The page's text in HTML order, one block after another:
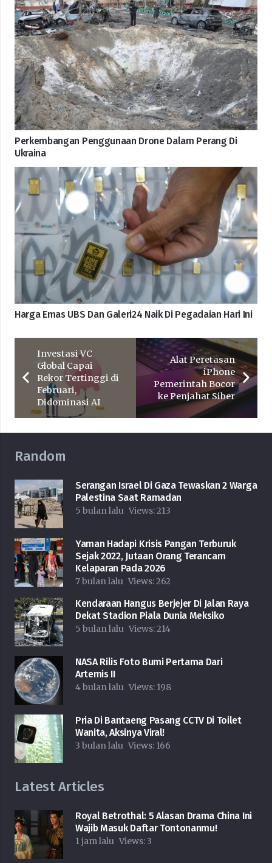
Perkembangan Penggunaan Drone Dalam Perang Di
Ukraina
Harga Emas UBS Dan Galeri24 Naik Di Pegadaian Hari Ini
Investasi VC
Global Capai
Rekor Tertinggi di
Februari,
Didominasi AI
Alat Peretasan
iPhone
Pemerintah Bocor
ke Penjahat Siber
Random
Serangan Israel Di Gaza Tewaskan 2 Warga
Palestina Saat Ramadan
5 bulan lalu Views:213
Yaman Hadapi Krisis Pangan Terburuk
Sejak 2022, Jutaan Orang Terancam
Kelaparan Pada 2026
7 bulan lalu Views:262
Kendaraan Hangus Berjejer Di Jalan Raya
Dekat Stadion Piala Dunia Meksiko
5 bulan lalu Views:214
NASA Rilis Foto Bumi Pertama Dari
Artemis II
4 bulan lalu Views: 198
Pria Di Bantaeng Pasang CCTV Di Toilet
Wanita, Aksinya Viral!
3 bulan lalu Views: 166
Latest Articles
Royal Betrothal: 5 Alasan Drama China Ini
Wajib Masuk Daftar Tontonanmu!
1 jam lalu Views: 3